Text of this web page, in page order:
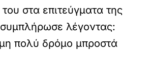
στα επιτεύγματα της
λέγοντας:
πολύ δρόμο μπροστά